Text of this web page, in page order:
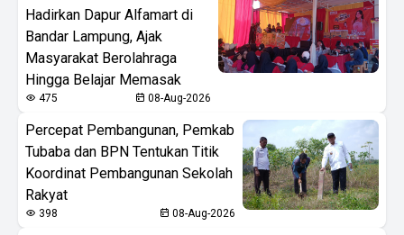
Hadirkan Dapur Alfamart di
Bandar Lampung, Ajak
Masyarakat Berolahraga
Hingga Belajar Memasak
475 08-Aug-2026
Percepat Pembangunan, Pemkab
Tubaba dan BPN Tentukan Titik
Koordinat Pembangunan Sekolah
Rakyat
398 08-Aug-2026